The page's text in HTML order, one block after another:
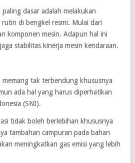
dasar adalah melakukan
rutin di bengkel resmi. Mulai dari
komponen mesin. Adapun hal ini
stabilitas kinerja mesin kendaraan.
tak terbendung khususnya
ada hal yang harus diperhatikan
(SNI).
tidak boleh berlebihan khususnya
tambahan campuran pada bahan
meningkatkan gas emisi yang lebih